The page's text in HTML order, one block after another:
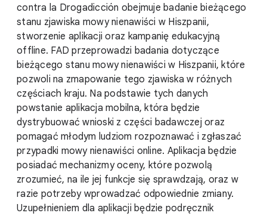
contra la Drogadicción obejmuje badanie bieżącego
stanu zjawiska mowy nienawiści w Hiszpanii,
stworzenie aplikacji oraz kampanię edukacyjną
offline. FAD przeprowadzi badania dotyczące
bieżącego stanu mowy nienawiści w Hiszpanii, które
pozwoli na zmapowanie tego zjawiska w różnych
częściach kraju. Na podstawie tych danych
powstanie aplikacja mobilna, która będzie
dystrybuować wnioski z części badawczej oraz
pomagać młodym ludziom rozpoznawać i zgłaszać
przypadki mowy nienawiści online. Aplikacja będzie
posiadać mechanizmy oceny, które pozwolą
zrozumieć, na ile jej funkcje się sprawdzają, oraz w
razie potrzeby wprowadzać odpowiednie zmiany.
Uzupełnieniem dla aplikacji będzie podręcznik